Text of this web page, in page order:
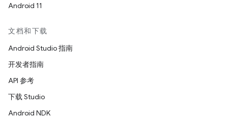
Android 11
文档和下载
Android Studio 指南
开发者指南
API 参考
下载 Studio
Android NDK